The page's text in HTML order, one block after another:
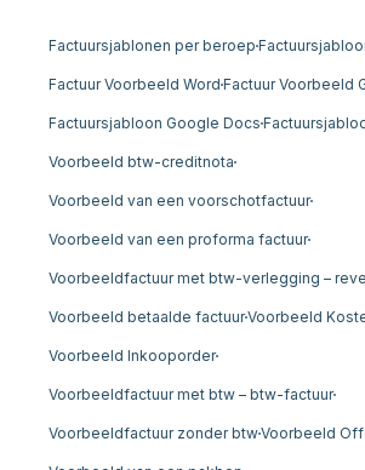
Factuursjablonen per beroep
Factuur Voorbeeld WordFactuur Voorbeeld
Factuursjabloon Google Docs
Voorbeeld btw-creditnota
Voorbeeld van een voorschotfactuur
Voorbeeld van een proforma factuur
Voorbeeldfactuur met btw-verlegging –
Voorbeeld betaalde factuurVoorbeeld
Voorbeeld Inkooporder
Voorbeeldfactuur met btw – btw-factuur
Voorbeeldfactuur zonder btwVoorbeeld